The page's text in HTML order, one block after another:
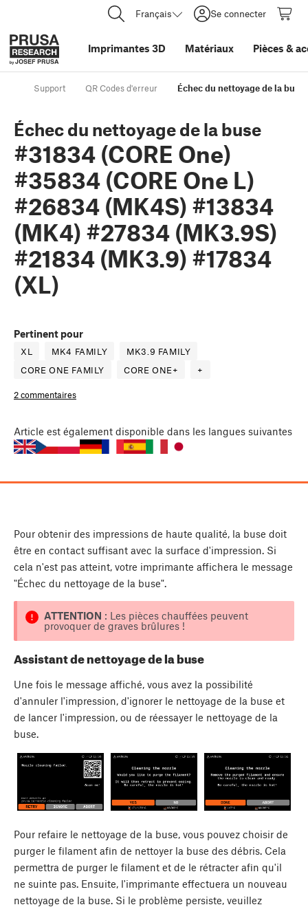
Français Se connecter
Imprimantes 3D Matériaux Pièces &
Support QR Codes d'erreur Échec du nettoyage de la buse
Échec du nettoyage de la buse
#31834 (CORE One)
#35834 (CORE One L)
#26834 (MK4S) #13834
(MK4) #27834 (MK3.9S)
#21834 (MK3.9) #17834
(XL)
Pertinent pour
XL MK4 FAMILY
MK3.9 FAMILY
CORE ONE FAMILY
CORE ONE+ +
2 commentaires
Article est également disponible dans les langues suivantes
Pour obtenir des impressions de haute qualité, la buse doit
être en contact suffisant avec la surface d'impression. Si
cela n'est pas atteint, votre imprimante affichera le message
"Échec du nettoyage de la buse".
ATTENTION : Les pièces chauffées peuvent
provoquer de graves brûlures !
Assistant de nettoyage de la buse
Une fois le message affiché, vous avez la possibilité
d'annuler l'impression, d'ignorer le nettoyage de la buse et
de lancer l'impression, ou de réessayer le nettoyage de la
buse.
Pour refaire le nettoyage de la buse, vous pouvez choisir de
purger le filament afin de nettoyer la buse des débris. Cela
permettra de purger le filament et de le rétracter afin qu'il
ne suinte pas. Ensuite, l'imprimante effectuera un nouveau
nettoyage de la buse. Si le problème persiste, veuillez